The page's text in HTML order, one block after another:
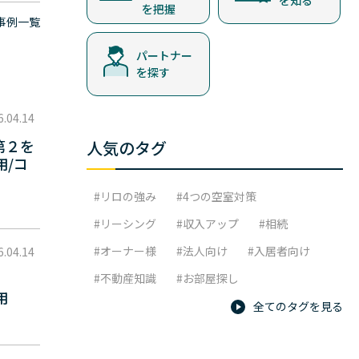
例一覧
２を
/コ
を把握
パートナー
を探す
人気のタグ
リロの強み
4つの空室対策
リーシング
収入アップ
相続
オーナー様
法人向け
入居者向け
不動産知識
お部屋探し
全てのタグを見る